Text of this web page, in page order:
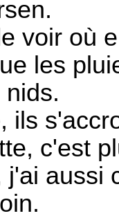
voir où
les
ils
c'est
j'ai aussi